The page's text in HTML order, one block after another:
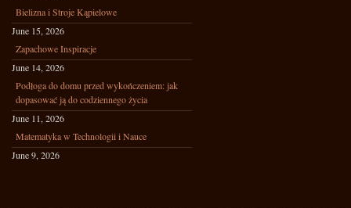
Bielizna i Stroje Kąpielowe
June 15, 2026
Zapachowe Inspiracje
June 14, 2026
Podłoga do domu przed wykończeniem: jak
dopasować ją do codziennego życia
June 11, 2026
Matematyka w Technologii i Nauce
June 9, 2026